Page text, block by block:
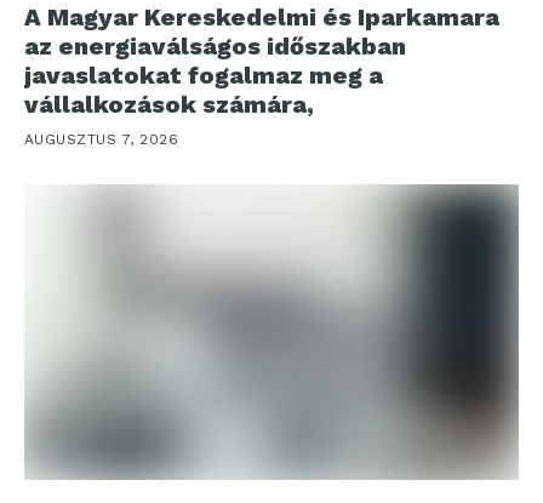
A Magyar Kereskedelmi és Iparkamara
az energiaválságos időszakban
javaslatokat fogalmaz meg a
vállalkozások számára,
AUGUSZTUS 7, 2026